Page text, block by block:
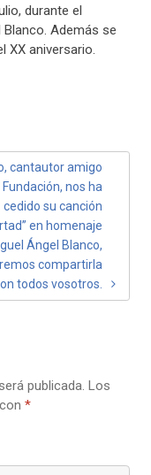
durante el
Además se
XX aniversario.
cantautor amigo
Fundación, nos ha
cedido su canción
en homenaje
Ángel Blanco,
compartirla
todos vosotros.
publicada. Los
*